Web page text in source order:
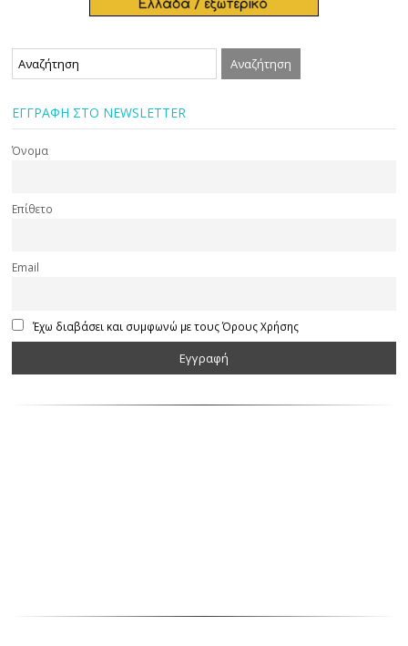
ΕΓΓΡΑΦΗ ΣΤΟ NEWSLETTER
Όνομα
Επίθετο
Email
Έχω διαβάσει και συμφωνώ με τους Όρους Χρήσης